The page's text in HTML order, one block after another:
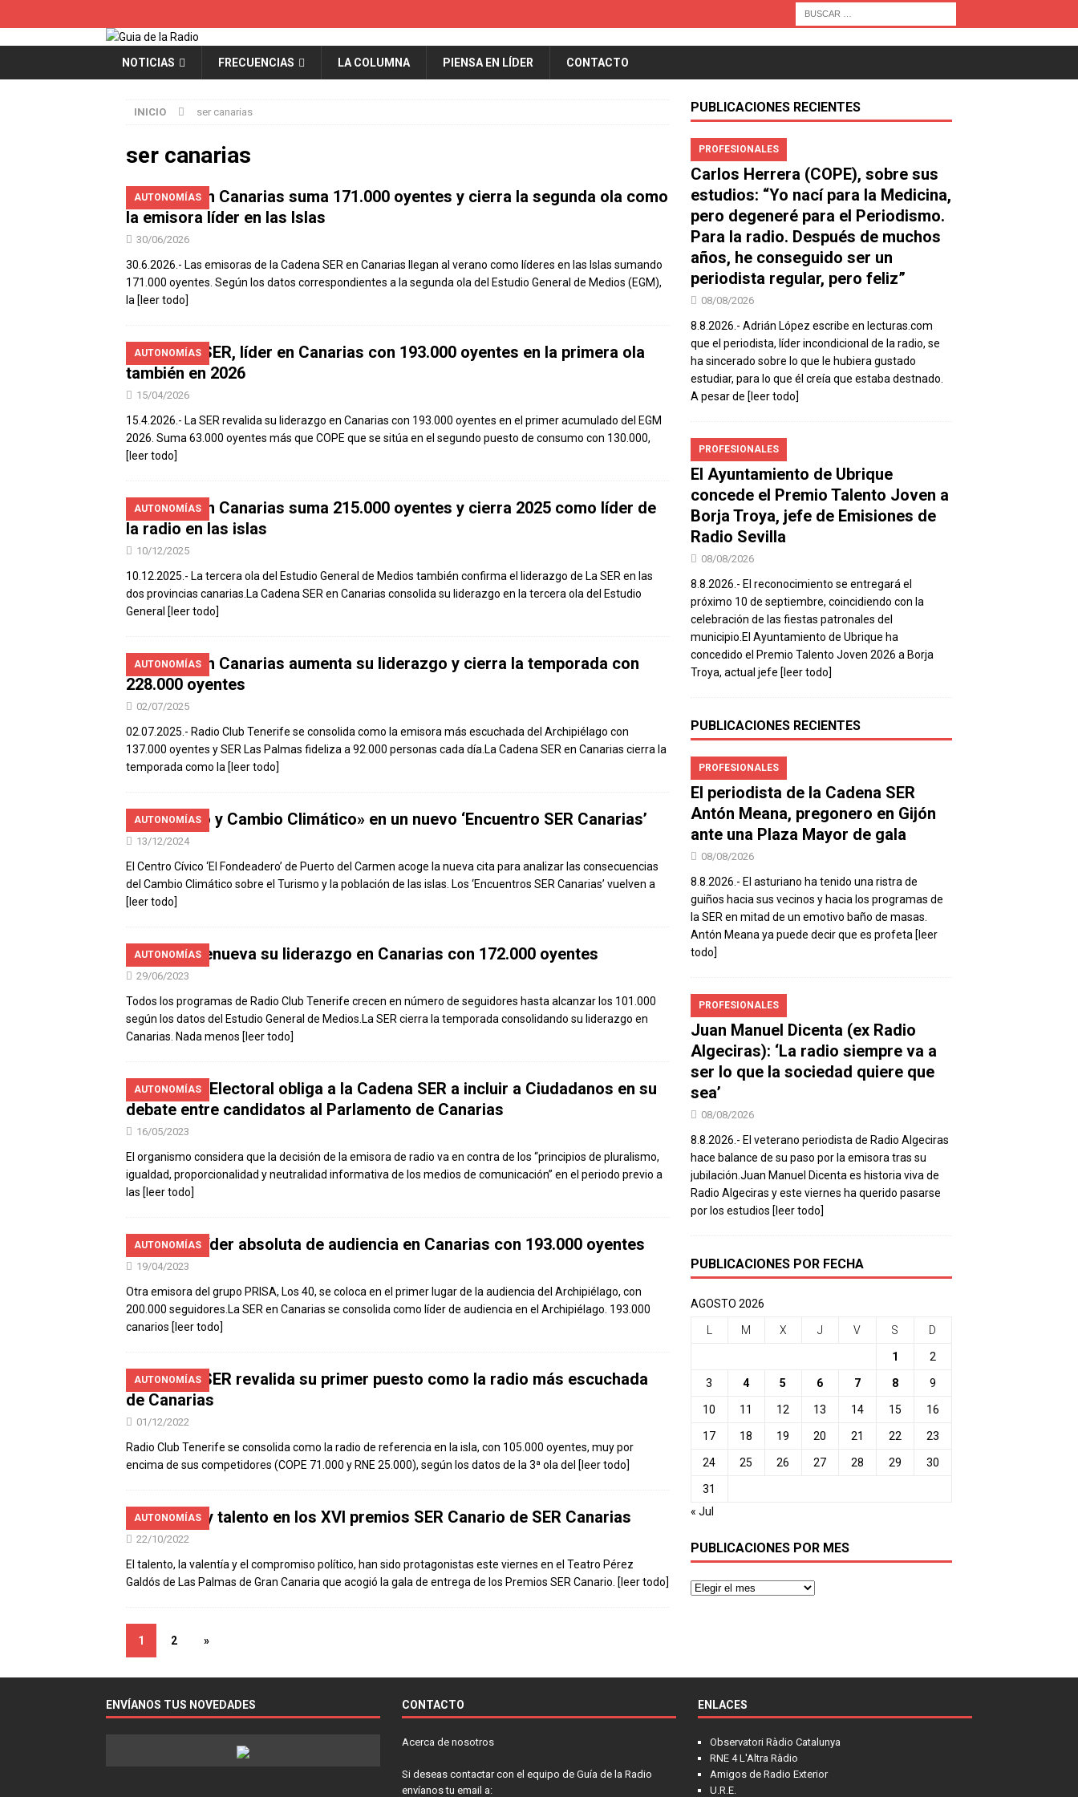
NOTICIAS FRECUENCIAS LA COLUMNA PIENSA EN LÍDER CONTACTO
INICIO ser canarias
ser canarias
AUTONOMÍAS
La SER en Canarias suma 171.000 oyentes y cierra la segunda ola como
la emisora líder en las Islas
30/06/2026
30.6.2026.- Las emisoras de la Cadena SER en Canarias llegan al verano como líderes en las Islas sumando
171.000 oyentes. Según los datos correspondientes a la segunda ola del Estudio General de Medios (EGM),
la [leer todo]
AUTONOMÍAS
Cadena SER, líder en Canarias con 193.000 oyentes en la primera ola
también en 2026
15/04/2026
15.4.2026.- La SER revalida su liderazgo en Canarias con 193.000 oyentes en el primer acumulado del EGM
2026. Suma 63.000 oyentes más que COPE que se sitúa en el segundo puesto de consumo con 130.000,
[leer todo]
AUTONOMÍAS
La SER en Canarias suma 215.000 oyentes y cierra 2025 como líder de
la radio en las islas
10/12/2025
10.12.2025.- La tercera ola del Estudio General de Medios también confirma el liderazgo de La SER en las
dos provincias canarias.La Cadena SER en Canarias consolida su liderazgo en la tercera ola del Estudio
General [leer todo]
AUTONOMÍAS
La SER en Canarias aumenta su liderazgo y cierra la temporada con
228.000 oyentes
02/07/2025
02.07.2025.- Radio Club Tenerife se consolida como la emisora más escuchada del Archipiélago con
137.000 oyentes y SER Las Palmas fideliza a 92.000 personas cada día.La Cadena SER en Canarias cierra la
temporada como la [leer todo]
AUTONOMÍAS
«Turismo y Cambio Climático» en un nuevo ‘Encuentro SER Canarias’
13/12/2024
El Centro Cívico ‘El Fondeadero’ de Puerto del Carmen acoge la nueva cita para analizar las consecuencias
del Cambio Climático sobre el Turismo y la población de las islas. Los ‘Encuentros SER Canarias’ vuelven a
[leer todo]
AUTONOMÍAS
La SER renueva su liderazgo en Canarias con 172.000 oyentes
29/06/2023
Todos los programas de Radio Club Tenerife crecen en número de seguidores hasta alcanzar los 101.000
según los datos del Estudio General de Medios.La SER cierra la temporada consolidando su liderazgo en
Canarias. Nada menos [leer todo]
AUTONOMÍAS
La Junta Electoral obliga a la Cadena SER a incluir a Ciudadanos en su
debate entre candidatos al Parlamento de Canarias
16/05/2023
El organismo considera que la decisión de la emisora de radio va en contra de los “principios de pluralismo,
igualdad, proporcionalidad y neutralidad informativa de los medios de comunicación” en el periodo previo a
las [leer todo]
AUTONOMÍAS
La SER, líder absoluta de audiencia en Canarias con 193.000 oyentes
19/04/2023
Otra emisora del grupo PRISA, Los 40, se coloca en el primer lugar de la audiencia del Archipiélago, con
200.000 seguidores.La SER en Canarias se consolida como líder de audiencia en el Archipiélago. 193.000
canarios [leer todo]
AUTONOMÍAS
Cadena SER revalida su primer puesto como la radio más escuchada
de Canarias
01/12/2022
Radio Club Tenerife se consolida como la radio de referencia en la isla, con 105.000 oyentes, muy por
encima de sus competidores (COPE 71.000 y RNE 25.000), según los datos de la 3ª ola del [leer todo]
AUTONOMÍAS
Valentía y talento en los XVI premios SER Canario de SER Canarias
22/10/2022
El talento, la valentía y el compromiso político, han sido protagonistas este viernes en el Teatro Pérez
Galdós de Las Palmas de Gran Canaria que acogió la gala de entrega de los Premios SER Canario. [leer todo]
1 2 »
PUBLICACIONES RECIENTES
PROFESIONALES
Carlos Herrera (COPE), sobre sus
estudios: “Yo nací para la Medicina,
pero degeneré para el Periodismo.
Para la radio. Después de muchos
años, he conseguido ser un
periodista regular, pero feliz”
08/08/2026
8.8.2026.- Adrián López escribe en lecturas.com
que el periodista, líder incondicional de la radio, se
ha sincerado sobre lo que le hubiera gustado
estudiar, para lo que él creía que estaba destnado.
A pesar de [leer todo]
PROFESIONALES
El Ayuntamiento de Ubrique
concede el Premio Talento Joven a
Borja Troya, jefe de Emisiones de
Radio Sevilla
08/08/2026
8.8.2026.- El reconocimiento se entregará el
próximo 10 de septiembre, coincidiendo con la
celebración de las fiestas patronales del
municipio.El Ayuntamiento de Ubrique ha
concedido el Premio Talento Joven 2026 a Borja
Troya, actual jefe [leer todo]
PUBLICACIONES RECIENTES
PROFESIONALES
El periodista de la Cadena SER
Antón Meana, pregonero en Gijón
ante una Plaza Mayor de gala
08/08/2026
8.8.2026.- El asturiano ha tenido una ristra de
guiños hacia sus vecinos y hacia los programas de
la SER en mitad de un emotivo baño de masas.
Antón Meana ya puede decir que es profeta [leer
todo]
PROFESIONALES
Juan Manuel Dicenta (ex Radio
Algeciras): ‘La radio siempre va a
ser lo que la sociedad quiere que
sea’
08/08/2026
8.8.2026.- El veterano periodista de Radio Algeciras
hace balance de su paso por la emisora tras su
jubilación.Juan Manuel Dicenta es historia viva de
Radio Algeciras y este viernes ha querido pasarse
por los estudios [leer todo]
PUBLICACIONES POR FECHA
AGOSTO 2026
M X J V S D
1 2
3 4 5 6 7 8 9
10 11 12 13 14 15 16
17 18 19 20 21 22 23
24 25 26 27 28 29 30
31
« Jul
PUBLICACIONES POR MES
ENVÍANOS TUS NOVEDADES CONTACTO
Acerca de nosotros
Si deseas contactar con el equipo de Guía de la Radio
envíanos tu email a:
ENLACES
Observatori Ràdio Catalunya
RNE 4 L'Altra Ràdio
Amigos de Radio Exterior
U.R.E.